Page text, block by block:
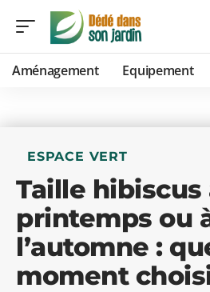
Aménagement Equipement
ESPACE VERT
Taille hibiscus
printemps ou
l’automne :
moment